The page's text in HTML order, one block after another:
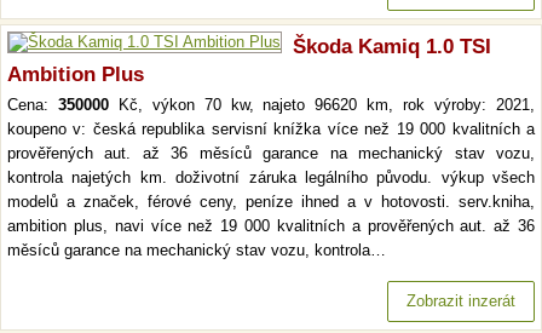
Škoda Kamiq 1.0 TSI
Ambition Plus
Cena: 350000Kč, výkon 70 kw, najeto 96620 km, rok výroby: 2021,
koupeno v: česká republika servisní knížka více než 19 000 kvalitních a
prověřených aut. až 36 měsíců garance na mechanický stav vozu,
kontrola najetých km. doživotní záruka legálního původu. výkup všech
modelů a značek, férové ceny, peníze ihned a v hotovosti. serv.kniha,
ambition plus, navi více než 19 000 kvalitních a prověřených aut. až 36
měsíců garance na mechanický stav vozu, kontrola…
Zobrazit inzerát